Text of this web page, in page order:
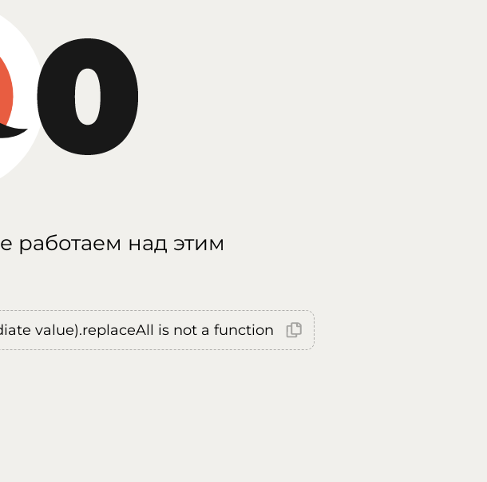
работаем над этим
value).replaceAll is not a function